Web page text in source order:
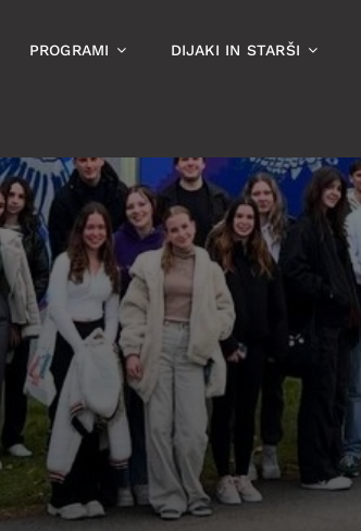
PROGRAMI DIJAKI IN STARŠI